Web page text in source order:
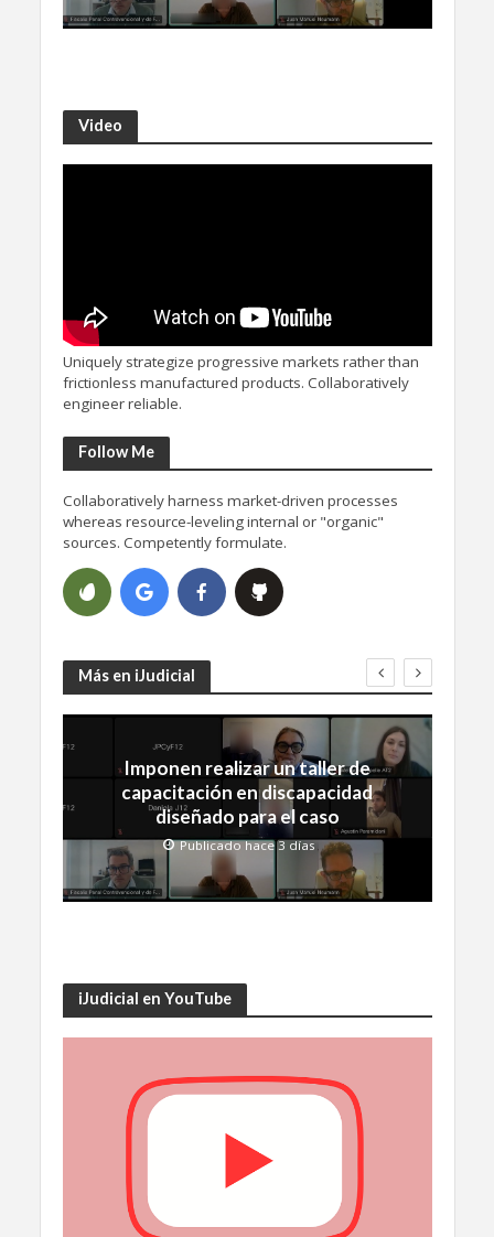
Video
Uniquely strategize progressive markets rather than
frictionless manufactured products. Collaboratively
engineer reliable.
Follow Me
Collaboratively harness market-driven processes
whereas resource-leveling internal or "organic"
sources. Competently formulate.
Más en iJudicial
Imponen realizar un taller de
capacitación en discapacidad
diseñado para el caso
Publicado hace 3 días
iJudicial en YouTube